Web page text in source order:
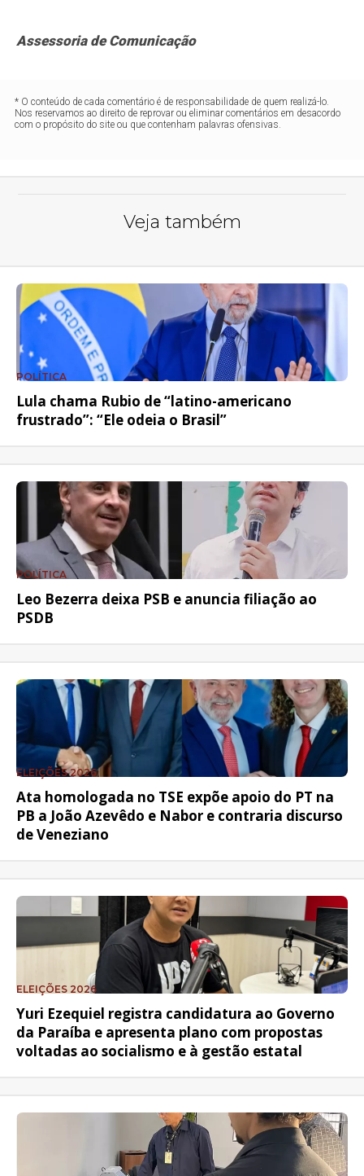
Assessoria de Comunicação
* O conteúdo de cada comentário é de responsabilidade de quem realizá-lo.
Nos reservamos ao direito de reprovar ou eliminar comentários em desacordo
com o propósito do site ou que contenham palavras ofensivas.
Veja também
POLÍTICA
Lula chama Rubio de “latino-americano
frustrado”: “Ele odeia o Brasil”
POLÍTICA
Leo Bezerra deixa PSB e anuncia filiação ao
PSDB
ELEIÇÕES 2026
Ata homologada no TSE expõe apoio do PT na
PB a João Azevêdo e Nabor e contraria discurso
de Veneziano
ELEIÇÕES 2026
Yuri Ezequiel registra candidatura ao Governo
da Paraíba e apresenta plano com propostas
voltadas ao socialismo e à gestão estatal